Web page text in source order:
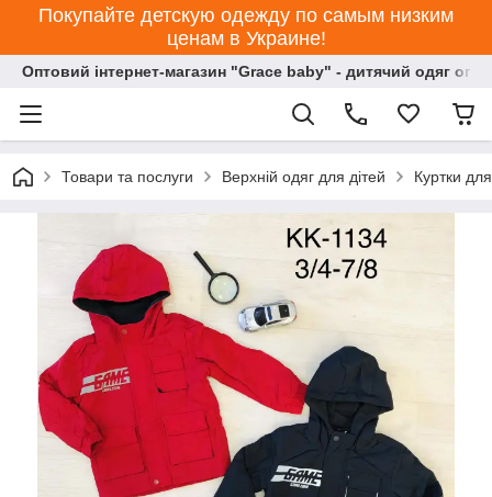
Покупайте детскую одежду по самым низким
ценам в Украине!
Оптовий інтернет-магазин "Grace baby" - дитячий одяг
Товари та послуги Верхній одяг для дітей Куртки